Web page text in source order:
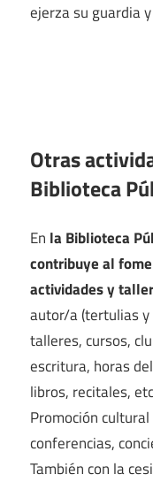
ejerza su guardia
Otras
Biblioteca
En la Biblioteca
contribuye al
actividades y
autor/a (tertulias y
talleres, cursos,
escritura, horas
libros, recitales,
Promoción
conferencias,
También con la